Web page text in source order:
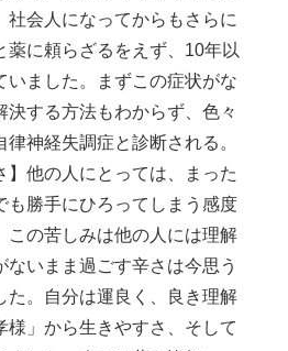
社会人になってからもさらに
薬に頼らざるをえず、10年以
いました。まずこの症状がな
決する方法もわからず、色々
神経失調症と診断される。
】他の人にとっては、まった
も勝手にひろってしまう感度
この苦しみは他の人には理解
ないまま過ごす辛さは今思う
た。自分は運良く、良き理解
様」から生きやすさ、そして